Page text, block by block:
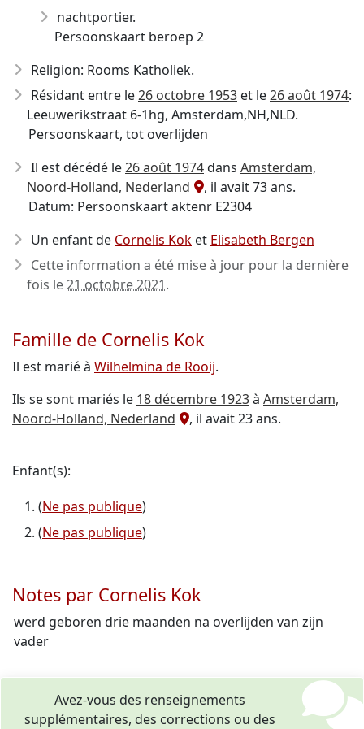
nachtportier.
Persoonskaart beroep 2
Religion: Rooms Katholiek.
Résidant entre le26 octobre 1953 et le26 août 1974:
Leeuwerikstraat 6-1hg, Amsterdam,NH,NLD.
Persoonskaart, tot overlijden
Il est décédé le26 août 1974dans Amsterdam,
Noord-Holland, Nederland
, il avait 73 ans.
Datum: Persoonskaart aktenr E2304
Un enfant de Cornelis Kok et Elisabeth Bergen
Cette information a été mise à jour pour la dernière
fois le21 octobre 2021.
Famille de Cornelis Kok
Il est marié à Wilhelmina de Rooij.
Ils se sont mariés le 18 décembre 1923à Amsterdam,
Noord-Holland, Nederland
, il avait 23 ans.
Enfant(s):
(Ne pas publique)
(Ne pas publique)
Notes par Cornelis Kok
werd geboren drie maanden na overlijden van zijn
vader
Avez-vous des renseignements
supplémentaires, des corrections ou des